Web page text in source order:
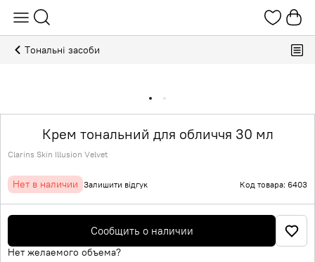
Тональні засоби
Крем тональний для обличчя 30 мл
Clarins Skin Illusion Velvet
Нет в наличии Залишити відгук Код товара: 6403
Сообщить о наличии
Нет желаемого объема?